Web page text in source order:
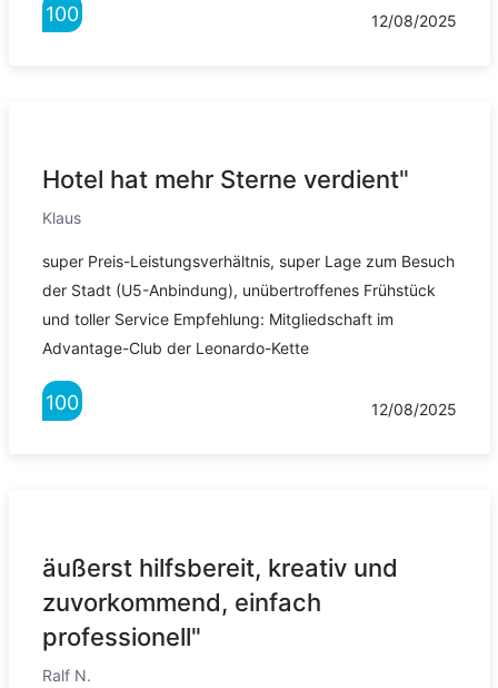
100 12/08/2025
Hotel hat mehr Sterne verdient"
Klaus
super Preis-Leistungsverhältnis, super Lage zum Besuch
der Stadt (U5-Anbindung), unübertroffenes Frühstück
und toller Service Empfehlung: Mitgliedschaft im
Advantage-Club der Leonardo-Kette
100 12/08/2025
äußerst hilfsbereit, kreativ und
zuvorkommend, einfach
professionell"
Ralf N.